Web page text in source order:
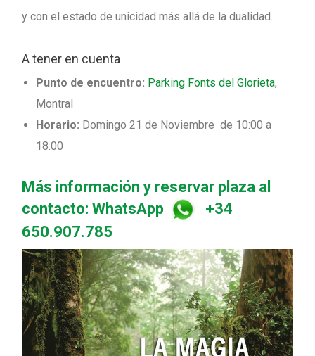
y con el estado de unicidad más allá de la dualidad.
A tener en cuenta
Punto de encuentro: Parking Fonts del Glorieta,
Montral
Horario: Domingo 21 de Noviembre de 10:00 a
18:00
Más información y reservar plaza al
contacto: WhatsApp
+34
650.907.785